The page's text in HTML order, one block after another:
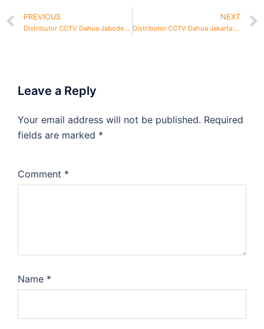
PREVIOUS
Distributor CCTV Dahua Jabodetabek
NEXT
Distributor CCTV Dahua Jakarta: Jaminan Harga Termurah
Leave a Reply
Your email address will not be published. Required
fields are marked *
Comment *
Name *